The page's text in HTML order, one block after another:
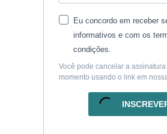
Eu concordo em receber
informativos e com os
condições.
Você pode cancelar a
momento usando o link em